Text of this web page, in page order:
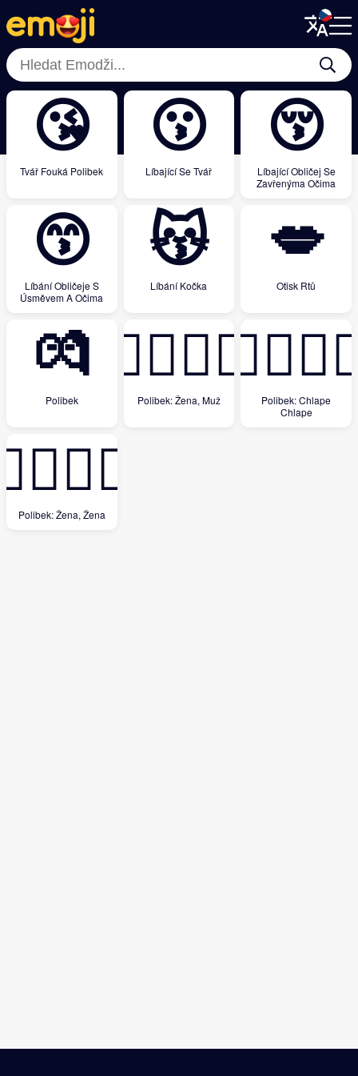
Menu
Close
Menu
Close
😘
Tvář Fouká Polibek
😗
Líbající Se Tvář
😚
Líbající Obličej Se
Zavřenýma Očima
😙
Líbání Obličeje S
Úsměvem A Očima
😽
Líbání Kočka
💋
Otisk Rtů
💏
Polibek
👩‍❤️‍💋‍👨
Polibek: Žena, Muž
Polibek: Chlape
Chlape
Polibek: Žena, Žena